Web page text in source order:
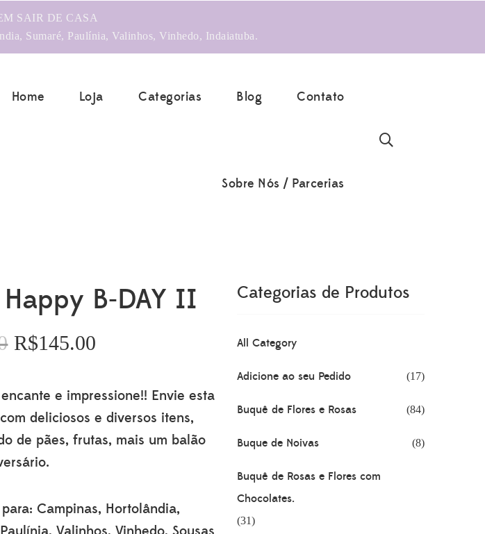
SAIR DE CASA
Sumaré, Paulínia, Valinhos, Vinhedo, Indaiatuba.
Home Loja Categorias Blog Contato
Sobre Nós / Parcerias
B-DAY II
O
era:
R$160.00.
R$145.00
é:
R$145.00.
e impressione!! Envie esta
deliciosos e diversos itens,
de pães, frutas, mais um balão
Campinas, Hortolândia,
Categorias de Produtos
All Category
Adicione ao seu Pedido (17)
Buquê de Flores e Rosas (84)
Buque de Noivas (8)
Buquê de Rosas e Flores com
Chocolates.
(31)